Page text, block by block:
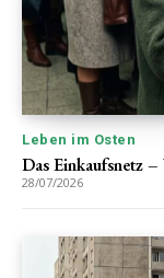
Leben im Osten
Das Einkaufsnetz –
28/07/2026